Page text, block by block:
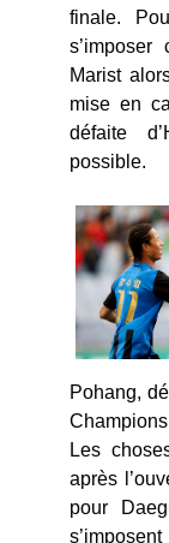
finale.
Marist
mise en
défaite
possible.
Pohang,
Les
après
pour